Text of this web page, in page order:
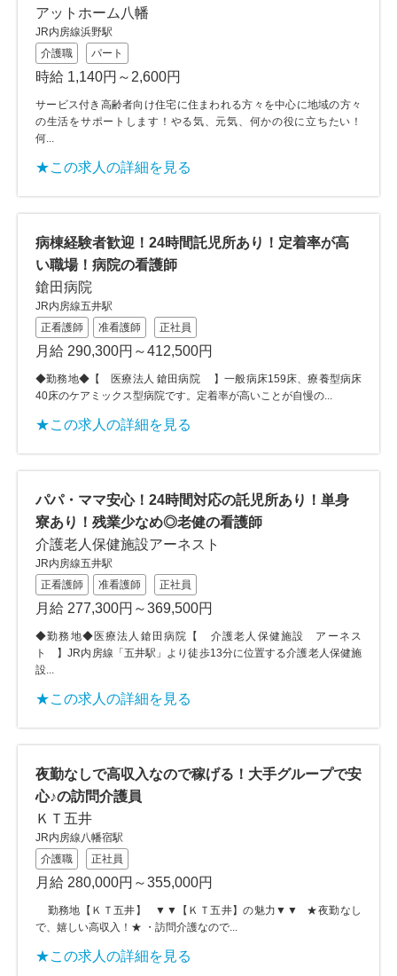
アットホーム八幡
JR内房線浜野駅
介護職
パート
時給 1,140円～2,600円
サービス付き高齢者向け住宅に住まわれる方々を中心に地域の方々
の生活をサポートします！やる気、元気、何かの役に立ちたい！
何...
★この求人の詳細を見る
病棟経験者歓迎！24時間託児所あり！定着率が高
い職場！病院の看護師
鎗田病院
JR内房線五井駅
正看護師
准看護師 正社員
月給 290,300円～412,500円
◆勤務地◆【 医療法人 鎗田病院 】一般病床159床、療養型病床
40床のケアミックス型病院です。定着率が高いことが自慢の...
★この求人の詳細を見る
パパ・ママ安心！24時間対応の託児所あり！単身
寮あり！残業少なめ◎老健の看護師
介護老人保健施設アーネスト
JR内房線五井駅
正看護師
准看護師 正社員
月給 277,300円～369,500円
◆勤務地◆医療法人鎗田病院【 介護老人保健施設 アーネス
ト 】JR内房線「五井駅」より徒歩13分に位置する介護老人保健施
設...
★この求人の詳細を見る
夜勤なしで高収入なので稼げる！大手グループで安
心♪の訪問介護員
ＫＴ五井
JR内房線八幡宿駅
介護職
正社員
月給 280,000円～355,000円
勤務地【ＫＴ五井】 ▼▼【ＫＴ五井】の魅力▼▼ ★夜勤なし
で、嬉しい高収入！★ ・訪問介護なので...
★この求人の詳細を見る